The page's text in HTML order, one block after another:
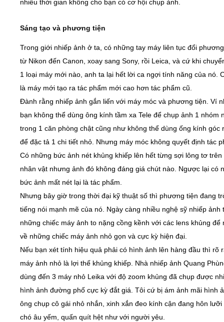
nhiều thời gian không cho bạn có cơ hội chụp ảnh.
Sáng tạo và phương tiện
Trong giới nhiếp ảnh ở ta, có những tay máy liên tục đổi
từ Nikon đến Canon, xoay sang Sony, rồi Leica, và cứ khi
1 loại máy mới nào, anh ta lại hết lời ca ngợi tính năng của nó.
là máy mới tạo ra tác phẩm mới cao hơn tác phẩm cũ.
Đành rằng nhiếp ảnh gắn liến với máy móc và phương tiện. Ví
bạn không thể dùng ông kính tầm xa Tele để chụp ảnh 1 nhóm
trong 1 căn phòng chật cũng như không thể dùng ống kính góc
để đặc tả 1 chi tiết nhỏ. Nhưng máy móc không quyết định tác
Có những bức ảnh nét khủng khiếp lên hết từng sợi lông tơ trên
nhân vật nhưng ảnh đó không đáng giá chút nào. Ngược lại có
bức ảnh mất nét lại là tác phẩm.
Nhưng bây giờ trong thời đại kỹ thuật số thì phương tiện đang
tiếng nói mạnh mẽ của nó. Ngày càng nhiều nghệ sỹ nhiếp ảnh
những chiếc máy ảnh to nặng cồng kềnh với các lens khủng để
về những chiếc máy ảnh nhỏ gọn và cực kỳ hiện đại.
Nếu bạn xét tính hiệu quả phải có hình ảnh lên hàng đầu thì rõ
máy ảnh nhỏ là lợi thế khủng khiếp. Nhà nhiếp ảnh Quang
dùng đến 3 máy nhỏ Leika với độ zoom khủng đã chụp được
hình ảnh đường phố cực kỳ đắt giá. Tôi cứ bị ám ảnh mãi hình
ông chụp cô gái nhỏ nhắn, xinh xắn đeo kính cận đang hôn lưỡi
chó âu yếm, quấn quít hệt như với người yêu.